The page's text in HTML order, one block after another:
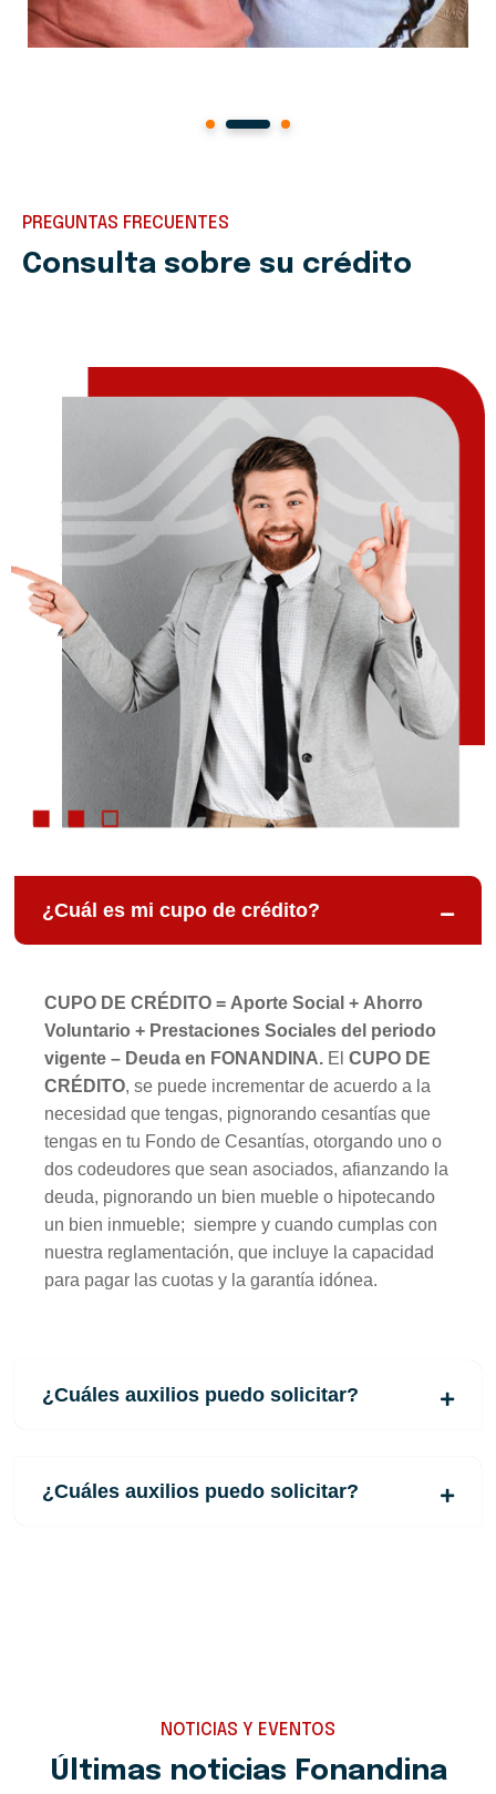
1 2 3
PREGUNTAS FRECUENTES
Consulta sobre su crédito
¿Cuál es mi cupo de crédito?
CUPO DE CRÉDITO = Aporte Social + Ahorro
Voluntario + Prestaciones Sociales del periodo
vigente – Deuda en FONANDINA. El CUPO DE
CRÉDITO, se puede incrementar de acuerdo a la
necesidad que tengas, pignorando cesantías que
tengas en tu Fondo de Cesantías, otorgando uno o
dos codeudores que sean asociados, afianzando la
deuda, pignorando un bien mueble o hipotecando
un bien inmueble; siempre y cuando cumplas con
nuestra reglamentación, que incluye la capacidad
para pagar las cuotas y la garantía idónea.
¿Cuáles auxilios puedo solicitar?
¿Cuáles auxilios puedo solicitar?
NOTICIAS Y EVENTOS
Últimas noticias Fonandina